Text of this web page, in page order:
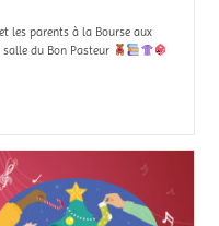
les parents à la Bourse aux
du Bon Pasteur